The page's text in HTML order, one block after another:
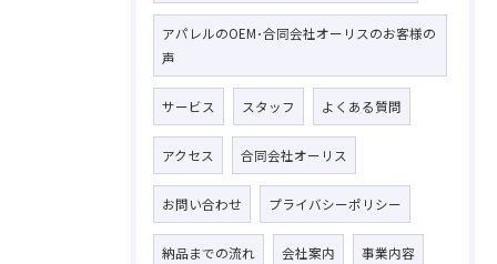
アパレルのOEM･合同会社オーリスのお客様の
声
サービス スタッフ よくある質問
アクセス 合同会社オーリス
お問い合わせ プライバシーポリシー
納品までの流れ 会社案内 事業内容